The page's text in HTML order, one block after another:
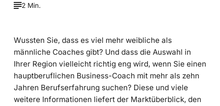
2 Min.
Wussten Sie, dass es viel mehr weibliche als
männliche Coaches gibt? Und dass die Auswahl in
Ihrer Region vielleicht richtig eng wird, wenn Sie einen
hauptberuflichen Business-Coach mit mehr als zehn
Jahren Berufserfahrung suchen? Diese und viele
weitere Informationen liefert der Marktüberblick, den